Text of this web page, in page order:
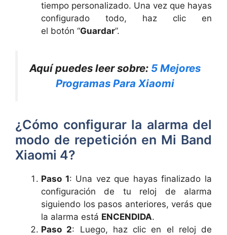
tiempo personalizado. Una vez que hayas
configurado todo, haz clic en
el botón “Guardar”.
Aquí puedes leer sobre: 5 Mejores
Programas Para Xiaomi
¿Cómo configurar la alarma del
modo de repetición en Mi Band
Xiaomi 4?
Paso 1: Una vez que hayas finalizado la
configuración de tu reloj de alarma
siguiendo los pasos anteriores, verás que
la alarma está ENCENDIDA.
Paso 2: Luego, haz clic en el reloj de